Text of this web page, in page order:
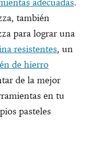
también
para lograr una
resistentes, un
de hierro
de la mejor
en tu
pasteles